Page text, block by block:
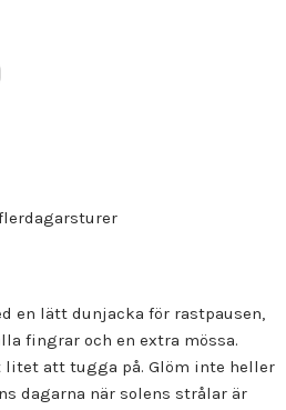
en lätt dunjacka för rastpausen,
fingrar och en extra mössa.
litet att tugga på. Glöm inte heller
dagarna när solens strålar är